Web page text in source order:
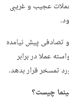
عجیب و غریبی
پیش نیامده
عملا در برابر
تمسخر قرار بدهد.
چیست؟